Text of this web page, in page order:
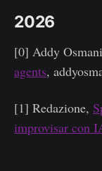
2026
[0] Addy
agents,
[1] Redazione,
improvisar con